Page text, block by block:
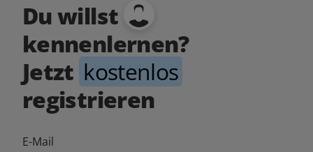
Du willst
kennenlernen?
Jetzt kostenlos
registrieren
E-Mail